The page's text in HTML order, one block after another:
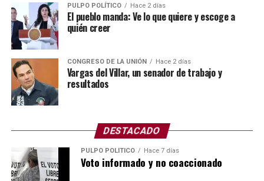
demostrado que puede reinventarse y capitalizar su
imagen en distintos espacios mediáticos, consolidando
su posición tanto en el mundo fitness como en la
industria del entretenimiento digital.
realizárselos”, agrega.
Gamaliel Román hace un llamado para que conozcan sus
tratamientos y pidió a sus clientes estar pendientes de
sus redes sociales, ya que hará la invitación formal el
mes entrante a su ya legendaria “botox party 2026”.
PULPO POLÍTICO Hace 2 días
El pueblo manda: Ve lo que quiere y escoge a
quién creer
CONGRESO DE LA UNIÓN Hace 2 días
Vargas del Villar, un senador de trabajo y
resultados
DESTACADO
PULPO POLÍTICO Hace 7 días
Voto informado y no coaccionado